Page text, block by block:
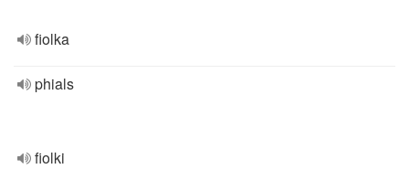
fiolka
phials
fiolki